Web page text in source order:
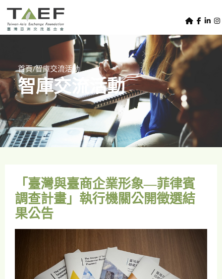
Skip to main content
TAEF
s
e
r
m
e
n
u
p
a
g
e
m
e
n
首頁/智庫交流活動
智庫交流活動
「臺灣與臺商企業形象—菲律賓
調查計畫」執行機關公開徵選結
果公告